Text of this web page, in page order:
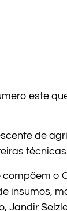
este
de
compõem o
insumos,
Jandir